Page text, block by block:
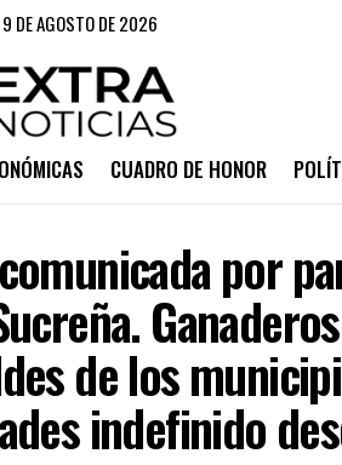
DE AGOSTO DE 2026
CUADRO DE HONOR
por
de los
indefinido